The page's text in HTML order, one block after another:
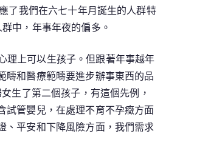
了我們在六七十年月誕生的人群特
中，年事年夜的偏多。
理上可以生孩子。但跟著年事越年
疇和醫療範疇要進步辦事東西的品
生了第二個孩子，有這個先例，
試管嬰兒，在處理不育不孕癥方面
、平安和下降風險方面，我們需求